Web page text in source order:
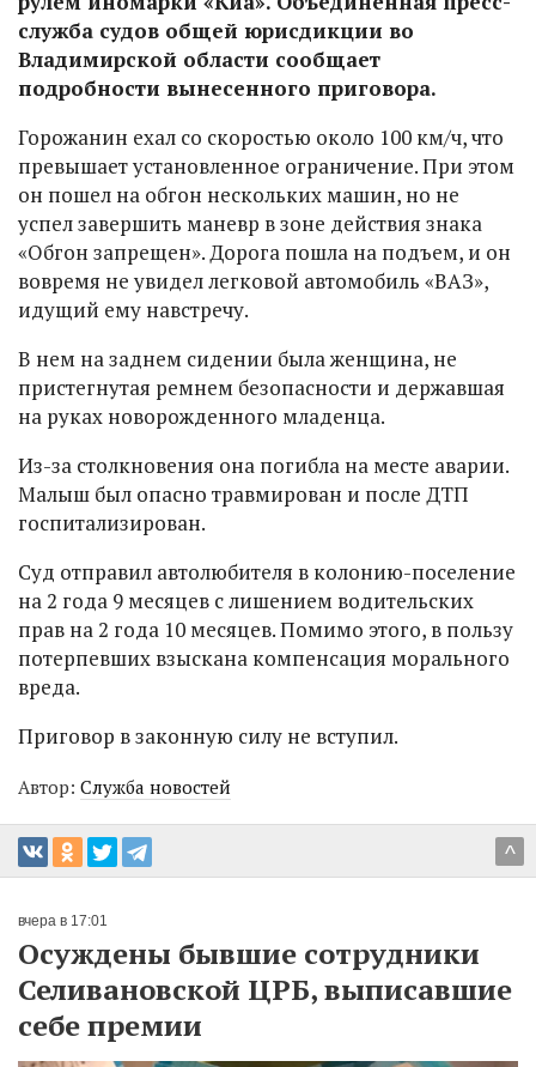
служба судов общей юрисдикции во
Владимирской области сообщает
подробности вынесенного приговора.
Горожанин ехал со скоростью около 100 км/ч, что
превышает установленное ограничение. При этом
он пошел на обгон нескольких машин, но не
успел завершить маневр в зоне действия знака
«Обгон запрещен». Дорога пошла на подъем, и он
вовремя не увидел легковой автомобиль «ВАЗ»,
идущий ему навстречу.
В нем на заднем сидении была женщина, не
пристегнутая ремнем безопасности и державшая
на руках новорожденного младенца.
Из-за столкновения она погибла на месте аварии.
Малыш был опасно травмирован и после ДТП
госпитализирован.
Суд отправил автолюбителя в колонию-поселение
на 2 года 9 месяцев с лишением водительских
прав на 2 года 10 месяцев. Помимо этого, в пользу
потерпевших взыскана компенсация морального
вреда.
Приговор в законную силу не вступил.
Автор: Служба новостей
^
вчера в 17:01
Осуждены бывшие сотрудники
Селивановской ЦРБ, выписавшие
себе премии